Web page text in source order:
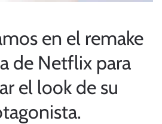
en el remake
de Netflixpara
el look de su